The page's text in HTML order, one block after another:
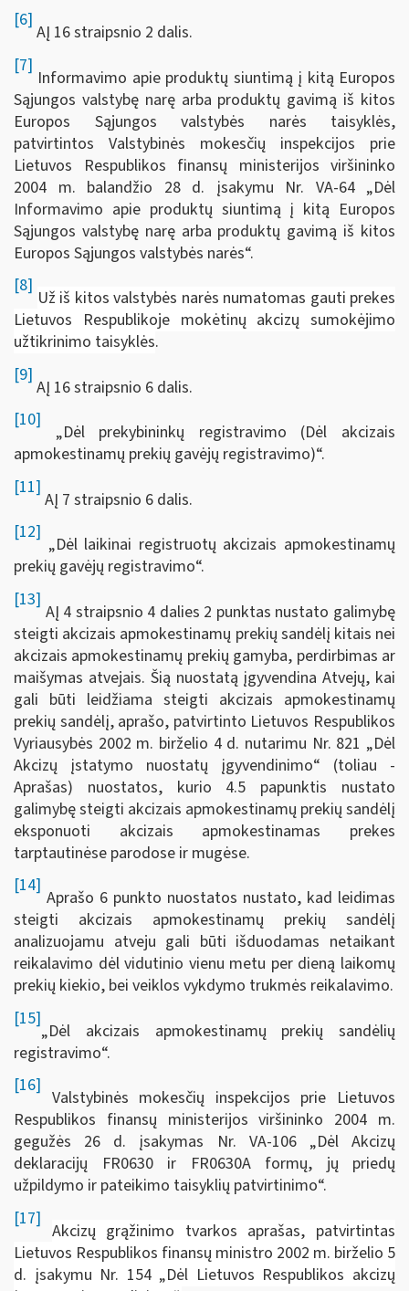
[6]
AĮ 16 straipsnio 2 dalis.
[7]
Informavimo apie produktų siuntimą į kitą Europos
Sąjungos valstybę narę arba produktų gavimą iš kitos
Europos Sąjungos valstybės narės taisyklės,
patvirtintos Valstybinės mokesčių inspekcijos prie
Lietuvos Respublikos finansų ministerijos viršininko
2004 m. balandžio 28 d. įsakymu Nr. VA-64 „Dėl
Informavimo apie produktų siuntimą į kitą Europos
Sąjungos valstybę narę arba produktų gavimą iš kitos
Europos Sąjungos valstybės narės“.
[8]
Už iš kitos valstybės narės numatomas gauti prekes
Lietuvos Respublikoje mokėtinų akcizų sumokėjimo
užtikrinimo taisyklės.
[9]
AĮ 16 straipsnio 6 dalis.
[10]
„Dėl prekybininkų registravimo (Dėl akcizais
apmokestinamų prekių gavėjų registravimo)“.
[11]
AĮ 7 straipsnio 6 dalis.
[12]
„Dėl laikinai registruotų akcizais apmokestinamų
prekių gavėjų registravimo“.
[13]
AĮ 4 straipsnio 4 dalies 2 punktas nustato galimybę
steigti akcizais apmokestinamų prekių sandėlį kitais nei
akcizais apmokestinamų prekių gamyba, perdirbimas ar
maišymas atvejais. Šią nuostatą įgyvendina Atvejų, kai
gali būti leidžiama steigti akcizais apmokestinamų
prekių sandėlį, aprašo, patvirtinto Lietuvos Respublikos
Vyriausybės 2002 m. birželio 4 d. nutarimu Nr. 821 „Dėl
Akcizų įstatymo nuostatų įgyvendinimo“ (toliau -
Aprašas) nuostatos, kurio 4.5 papunktis nustato
galimybę steigti akcizais apmokestinamų prekių sandėlį
eksponuoti akcizais apmokestinamas prekes
tarptautinėse parodose ir mugėse.
[14]
Aprašo 6 punkto nuostatos nustato, kad leidimas
steigti akcizais apmokestinamų prekių sandėlį
analizuojamu atveju gali būti išduodamas netaikant
reikalavimo dėl vidutinio vienu metu per dieną laikomų
prekių kiekio, bei veiklos vykdymo trukmės reikalavimo.
[15]
„Dėl akcizais apmokestinamų prekių sandėlių
registravimo“.
[16]
Valstybinės mokesčių inspekcijos prie Lietuvos
Respublikos finansų ministerijos viršininko 2004 m.
gegužės 26 d. įsakymas Nr. VA-106 „Dėl Akcizų
deklaracijų FR0630 ir FR0630A formų, jų priedų
užpildymo ir pateikimo taisyklių patvirtinimo“.
[17]
Akcizų grąžinimo tvarkos aprašas, patvirtintas
Lietuvos Respublikos finansų ministro 2002 m. birželio 5
d. įsakymu Nr. 154 „Dėl Lietuvos Respublikos akcizų